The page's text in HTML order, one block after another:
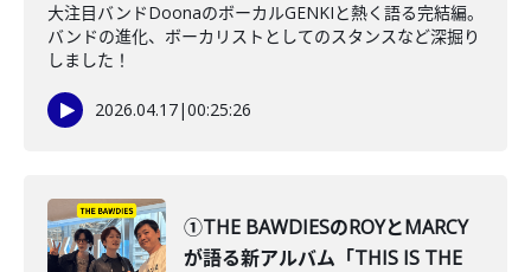
大注目バンドDoonaのボーカルGENKIと熱く語る完結編。
バンドの進化、ボーカリストとしてのスタンスなど深掘り
しました！
2026.04.17|00:25:26
①THE BAWDIESのROYとMARCY
が語る新アルバム「THIS IS THE